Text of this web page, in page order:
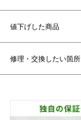
値下げした商品
修理・交換したい箇所